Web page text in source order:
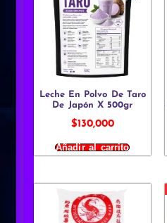
Leche En Polvo De Taro
De Japón X 500gr
$130,000
Añadir al carrito